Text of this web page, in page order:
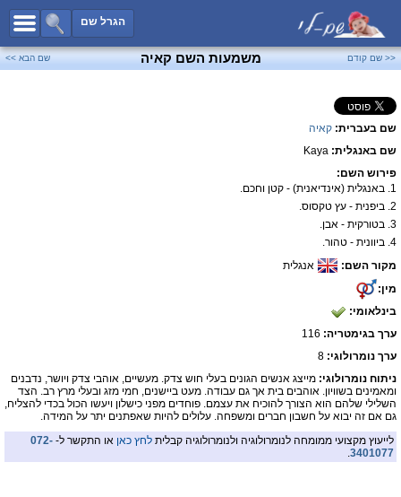
הגרל שם
כל השמות
שמות לבנים
<< שם קודם משמעות השם קאיה שם הבא >>
שם בעברית: קאיה
שם באנגלית: Kaya
פירוש השם:
1. באנגלית (אינדיאנית) - קטן וחכם.
2. ביפנית - עץ טקסוס.
3. בטורקית - אבן.
4. ביוונית - טהור.
מקור השם:
אנגלית
מין:
בינלאומי:
ערך בגימטריה:
ערך נומרולוגי: 8
ניתוח נומרולוגי: מייצג אנשים הגונים בעלי חוש צדק. מעשיים, אוהבי צדק ויושר, נדבנים
ומאמינים בשוויון. אוהבים בית אך גם עבודה. מעט ביישנים, חמי מזג ובעלי מרץ רב. הצד
השלילי שלהם הוא הצורך להוכיח את עצמם. פוחדים מפני כישלון ויעשו הכול בכדי להצליח,
גם אם זה יבוא על חשבון חברים ומשפחה. עלולים להיות שאפתנים יתר על המידה.
לייעוץ מקצועי ממומחה לנומרולוגיה ולנומרולוגיה קבלית לחץ כאן או התקשר ל- 072-
3401077
.